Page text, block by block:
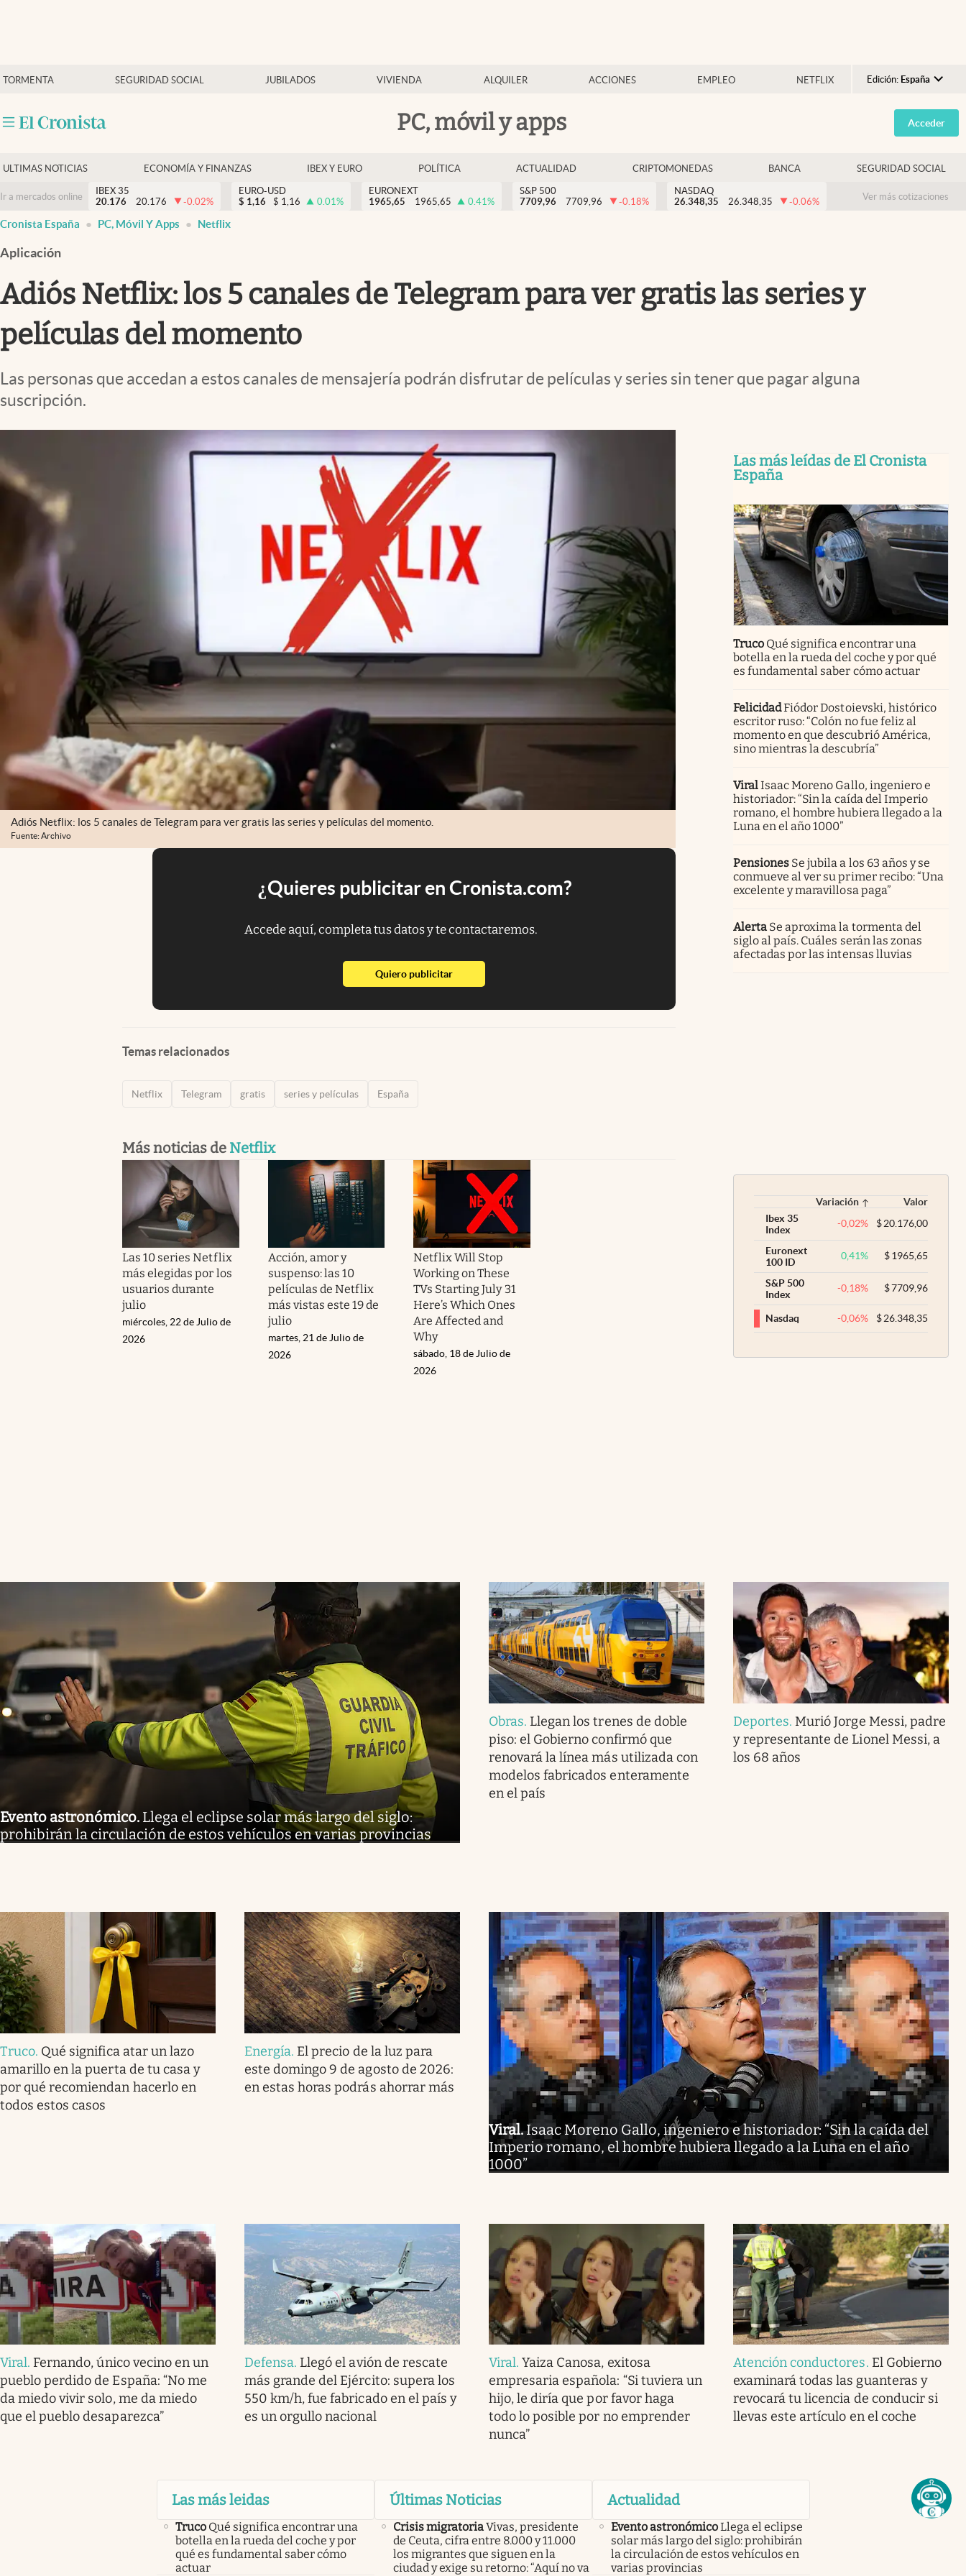
TORMENTA SEGURIDAD SOCIAL JUBILADOS VIVIENDA ALQUILER ACCIONES EMPLEO NETFLIX Edición: España
Argentina
España
USA
Colombia
PC, móvil y apps
Economía y finanzas
Criptomonedas
Acceder
ULTIMAS NOTICIAS ECONOMÍA Y FINANZAS IBEX Y EURO POLÍTICA ACTUALIDAD CRIPTOMONEDAS BANCA SEGURIDAD SOCIAL
Ir a mercados online
IBEX 35
20.176
20.176 -0.02%
EURO-USD
$ 1,16 $ 1,16 0.01%
EURONEXT
1965,65
1965,65 0.41%
S&P 500
7709,96
7709,96 -0.18%
NASDAQ
26.348,35
26.348,35 -0.06% Ver más cotizaciones
Cronista España PC, Móvil Y Apps Netflix
Aplicación
Adiós Netflix: los 5 canales de Telegram para ver gratis las series y
películas del momento
Las personas que accedan a estos canales de mensajería podrán disfrutar de películas y series sin tener que pagar alguna
suscripción.
Adiós Netflix: los 5 canales de Telegram para ver gratis las series y películas del momento.
Fuente: Archivo
¿Quieres publicitar en Cronista.com?
Accede aquí, completa tus datos y te contactaremos.
Quiero publicitarabre en nueva pestaña
Temas relacionados
Netflix Telegram gratis series y películas España
Más noticias de Netflix
Las 10 series Netflix
más elegidas por los
usuarios durante
julio
miércoles, 22 de Julio de
2026
Acción, amor y
suspenso: las 10
películas de Netflix
más vistas este 19 de
julio
martes, 21 de Julio de
2026
Netflix Will Stop
Working on These
TVs Starting July 31
Here’s Which Ones
Are Affected and
Why
sábado, 18 de Julio de
2026
Las más leídas de El Cronista
España
Truco Qué significa encontrar una
botella en la rueda del coche y por qué
es fundamental saber cómo actuar
FelicidadFiódor Dostoievski, histórico
escritor ruso: “Colón no fue feliz al
momento en que descubrió América,
sino mientras la descubría”
ViralIsaac Moreno Gallo, ingeniero e
historiador: “Sin la caída del Imperio
romano, el hombre hubiera llegado a la
Luna en el año 1000”
Pensiones Se jubila a los 63 años y se
conmueve al ver su primer recibo: “Una
excelente y maravillosa paga”
Alerta Se aproxima la tormenta del
siglo al país. Cuáles serán las zonas
afectadas por las intensas lluvias
Variación
Valor
Ibex 35
Index
-0,02% $20.176,00
Euronext
100 ID
0,41% $1965,65
S&P 500
Index
-0,18% $7709,96
Nasdaq -0,06% $26.348,35
Evento astronómico. Llega el eclipse solar más largo del siglo:
prohibirán la circulación de estos vehículos en varias provincias
Obras. Llegan los trenes de doble
piso: el Gobierno confirmó que
renovará la línea más utilizada con
modelos fabricados enteramente
en el país
Deportes. Murió Jorge Messi, padre
y representante de Lionel Messi, a
los 68 años
Truco. Qué significa atar un lazo
amarillo en la puerta de tu casa y
por qué recomiendan hacerlo en
todos estos casos
Energía. El precio de la luz para
este domingo 9 de agosto de 2026:
en estas horas podrás ahorrar más
Viral.Isaac Moreno Gallo, ingeniero e historiador: “Sin la caída del
Imperio romano, el hombre hubiera llegado a la Luna en el año
1000”
Viral. Fernando, único vecino en un
pueblo perdido de España: “No me
da miedo vivir solo, me da miedo
que el pueblo desaparezca”
Defensa. Llegó el avión de rescate
más grande del Ejército: supera los
550 km/h, fue fabricado en el país y
es un orgullo nacional
Viral.Yaiza Canosa, exitosa
empresaria española: “Si tuviera un
hijo, le diría que por favor haga
todo lo posible por no emprender
nunca”
Atención conductores. El Gobierno
examinará todas las guanteras y
revocará tu licencia de conducir si
llevas este artículo en el coche
Las más leidas
Truco Qué significa encontrar una
botella en la rueda del coche y por
qué es fundamental saber cómo
actuar
Últimas Noticias
Crisis migratoriaVivas, presidente
de Ceuta, cifra entre 8.000 y 11.000
los migrantes que siguen en la
ciudad y exige su retorno: “Aquí no va
Actualidad
Evento astronómicoLlega el eclipse
solar más largo del siglo: prohibirán
la circulación de estos vehículos en
varias provincias